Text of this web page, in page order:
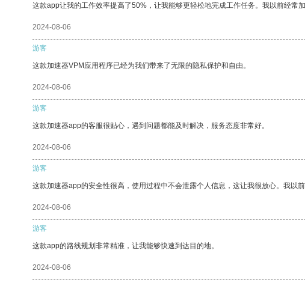
这款app让我的工作效率提高了50%，让我能够更轻松地完成工作任务。我以前经常
2024-08-06
游客
这款加速器VPM应用程序已经为我们带来了无限的隐私保护和自由。
2024-08-06
游客
这款加速器app的客服很贴心，遇到问题都能及时解决，服务态度非常好。
2024-08-06
游客
这款加速器app的安全性很高，使用过程中不会泄露个人信息，这让我很放心。我以
2024-08-06
游客
这款app的路线规划非常精准，让我能够快速到达目的地。
2024-08-06